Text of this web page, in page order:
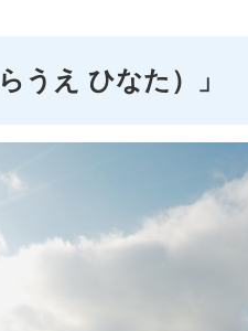
うえ ひなた）」